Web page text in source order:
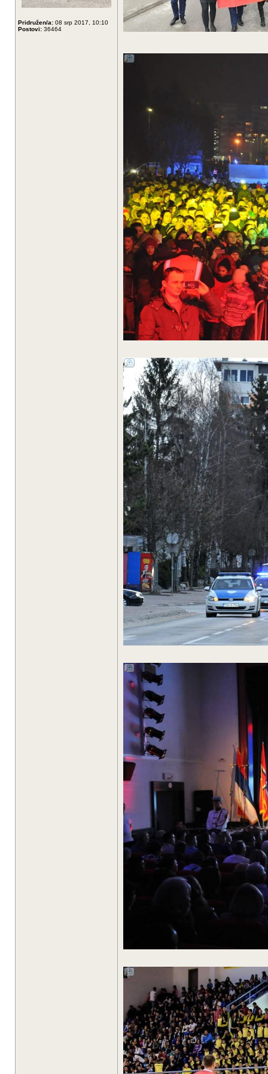
Pridružen/a: 08 srp 2017, 10:10
Postovi: 36464